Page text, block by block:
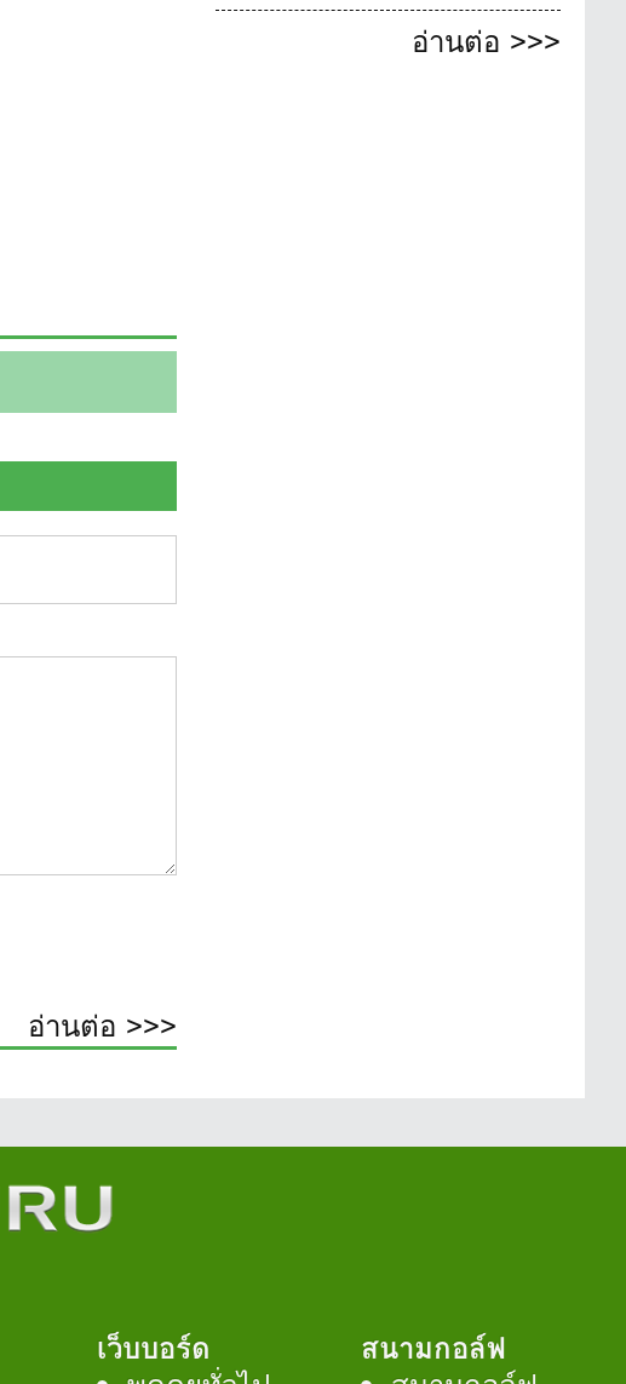
อ่านต่อ >>>
อ่านต่อ >>>
เว็บบอร์ด สนามกอล์ฟ